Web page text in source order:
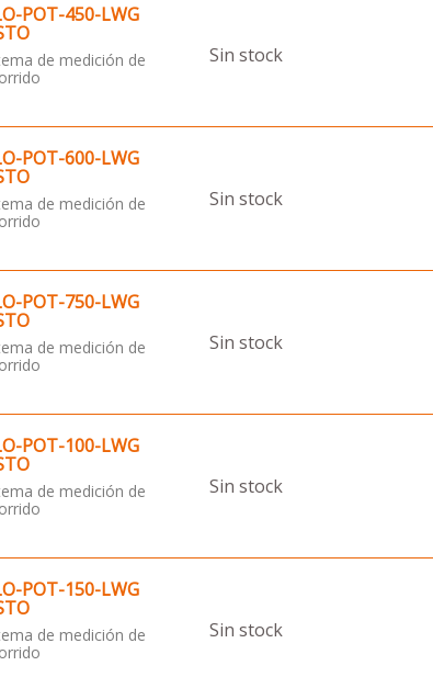
POT-450-LWG
de medición de
Sin stock
POT-600-LWG
de medición de
Sin stock
POT-750-LWG
de medición de
Sin stock
POT-100-LWG
de medición de
Sin stock
POT-150-LWG
de medición de
Sin stock